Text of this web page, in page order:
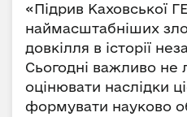
«Підрив Каховської
наймасштабніших
довкілля в історії
Сьогодні важливо не
оцінювати наслідки
формувати науково